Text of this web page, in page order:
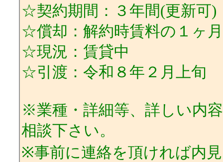
☆契約期間：３年間(更新可)
☆償却：解約時賃料の１ヶ月
☆現況：賃貸中
☆引渡：令和８年２月上旬
※業種・詳細等、詳しい内
相談下さい。
※事前に連絡を頂ければ内